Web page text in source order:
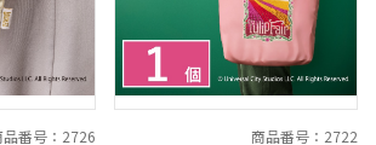
品番号：2726 商品番号：2722